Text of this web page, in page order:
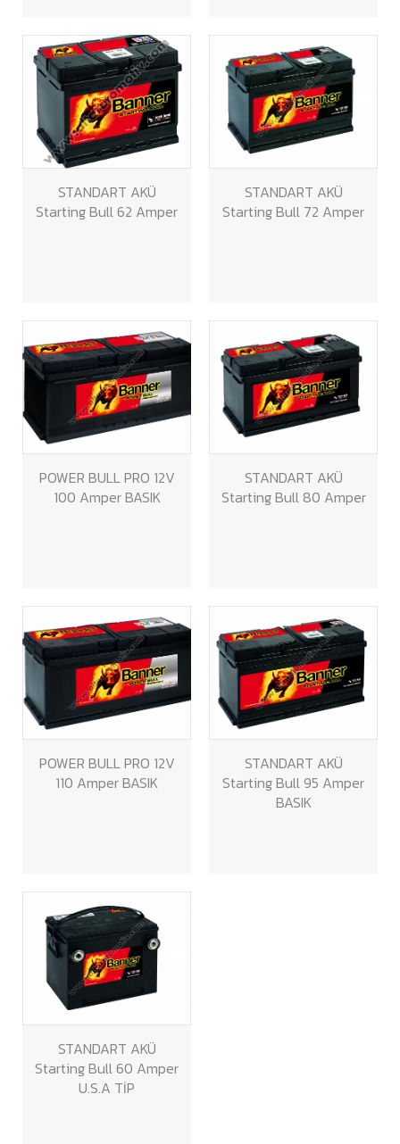
STANDART AKÜ
Starting Bull 62 Amper
STANDART AKÜ
Starting Bull 72 Amper
POWER BULL PRO 12V
100 Amper BASIK
STANDART AKÜ
Starting Bull 80 Amper
POWER BULL PRO 12V
110 Amper BASIK
STANDART AKÜ
Starting Bull 95 Amper
BASIK
STANDART AKÜ
Starting Bull 60 Amper
U.S.A TİP